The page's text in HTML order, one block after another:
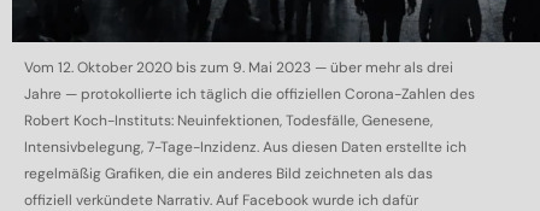
Vom 12. Oktober 2020 bis zum 9. Mai 2023 — über mehr als drei
Jahre — protokollierte ich täglich die offiziellen Corona-Zahlen des
Robert Koch-Instituts: Neuinfektionen, Todesfälle, Genesene,
Intensivbelegung, 7-Tage-Inzidenz. Aus diesen Daten erstellte ich
regelmäßig Grafiken, die ein anderes Bild zeichneten als das
offiziell verkündete Narrativ. Auf Facebook wurde ich dafür